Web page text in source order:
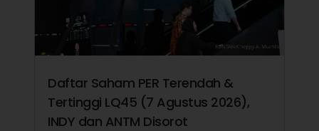
Daftar Saham PER Terendah &
Tertinggi LQ45 (7 Agustus 2026),
INDY dan ANTM Disorot